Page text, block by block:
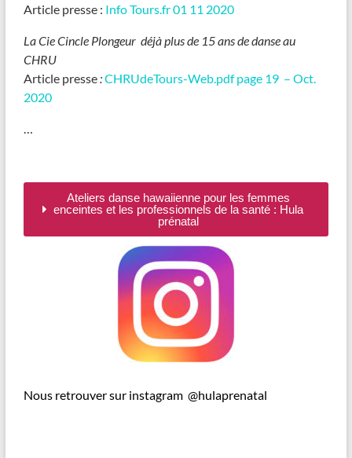
Article presse : Info Tours.fr 01 11 2020
La Cie Cincle Plongeur déjà plus de 15 ans de danse au
CHRU
Article presse:CHRUdeTours-Web.pdf page 19 – Oct.
2020
…
Ateliers danse hawaiienne pour les femmes
enceintes et les professionnels de la santé : Hula
prénatal
Nous retrouver sur instagram @hulaprenatal